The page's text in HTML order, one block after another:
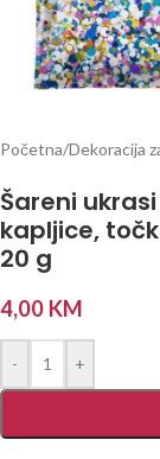
Početna/Dekoracija
Šareni
kapljice,
20 g
4,00 KM
- +